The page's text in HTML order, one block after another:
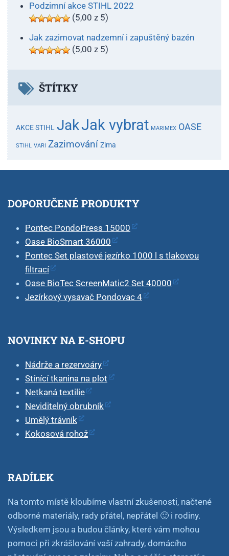
Podzimní akce STIHL 2022
(5,00 z 5)
Jak zazimovat nadzemní i zapuštěný bazén
(5,00 z 5)
ŠTÍTKY
AKCE STIHL JakJak vybrat MARIMEX OASE
STIHL VARI Zazimování Zima
DOPORUČENÉ PRODUKTY
Pontec PondoPress 15000
Oase BioSmart 36000
Pontec Set plastové jezírko 1000 l s tlakovou
filtrací
Oase BioTec ScreenMatic2 Set 40000
Jezírkový vysavač Pondovac 4
NOVINKY NA E-SHOPU
Nádrže a rezervoáry
Stínící tkanina na plot
Netkaná textilie
Neviditelný obrubník
Umělý trávník
Kokosová rohož
RADÍLEK
Na tomto místě kloubíme vlastní zkušenosti, načtené
odborné materiály, rady přátel, nepřátel 🙂 i rodiny.
Výsledkem jsou a budou články, které vám mohou
pomoci při zkrášlování vaší zahrady, domácího